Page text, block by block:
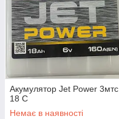
Акумулятор Jet Power 3мтс
18 С
Немає в наявності